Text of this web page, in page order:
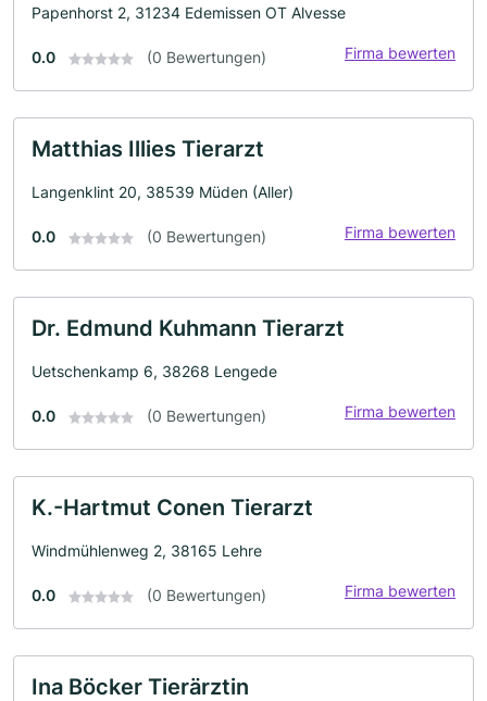
Papenhorst 2, 31234 Edemissen OT Alvesse
0.0 (0 Bewertungen) Firma bewerten
Matthias Illies Tierarzt
Langenklint 20, 38539 Müden (Aller)
0.0 (0 Bewertungen) Firma bewerten
Dr. Edmund Kuhmann Tierarzt
Uetschenkamp 6, 38268 Lengede
0.0 (0 Bewertungen) Firma bewerten
K.-Hartmut Conen Tierarzt
Windmühlenweg 2, 38165 Lehre
0.0 (0 Bewertungen) Firma bewerten
Ina Böcker Tierärztin